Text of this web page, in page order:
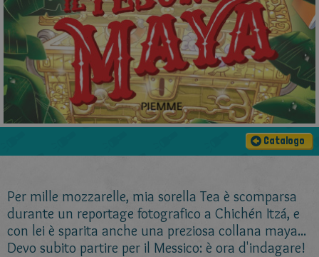
Catalogo
Per mille mozzarelle, mia sorella Tea è scomparsa
durante un reportage fotografico a Chichén Itzá, e
con lei è sparita anche una preziosa collana maya...
Devo subito partire per il Messico: è ora d'indagare!